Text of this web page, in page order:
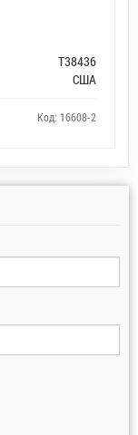
T38436
США
Код: 16608-2